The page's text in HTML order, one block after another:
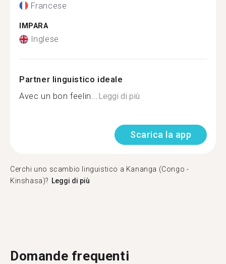
Francese
IMPARA
Inglese
Partner linguistico ideale
Avec un bon feelin...Leggi di più
Scarica la app
Cerchi uno scambio linguistico a Kananga (Congo -
Kinshasa)? Leggi di più
Domande frequenti